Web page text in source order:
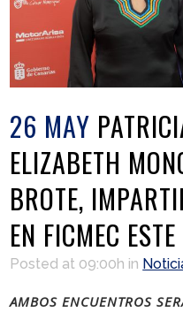
26 MAY
ELIZABETH
BROTE,
EN FICMEC
Posted at 09:00h in
AMBOS ENCUENTROS